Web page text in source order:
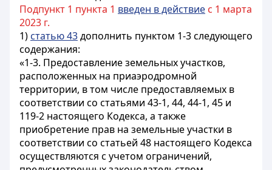
Подпункт 1 пункта 1 введен в действие с 1 марта
2023 г.
1) статью 43дополнить пунктом 1-3 следующего
содержания:
«1-3. Предоставление земельных участков,
расположенных на приаэродромной
территории, в том числе предоставляемых в
соответствии со статьями 43-1, 44, 44-1, 45 и
119-2 настоящего Кодекса, а также
приобретение прав на земельные участки в
соответствии со статьей 48 настоящего Кодекса
осуществляются с учетом ограничений,